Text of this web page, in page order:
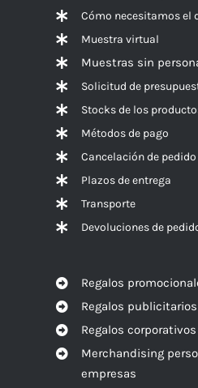
Cómo necesitamos el
Muestra virtual
Muestras sin
Solicitud de
Stocks de los
Métodos de pago
Cancelación de pedido
Plazos de entrega
Transporte
Devoluciones de
Regalos
Regalos
Regalos
Merchandising
empresas